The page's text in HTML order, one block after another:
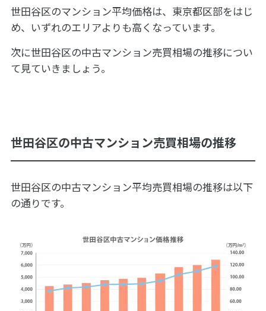
世田谷区のマンション平均価格は、東京都区部をはじ
め、いずれのエリアよりも高くなっています。
次に世田谷区の中古マンション売買相場の推移につい
て見ていきましょう。
世田谷区の中古マンション売買相場の推移
世田谷区の中古マンション平均売買相場の推移は以下
の通りです。